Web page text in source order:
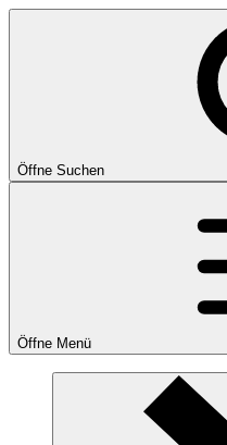
Öffne Suchen
Öffne Menü